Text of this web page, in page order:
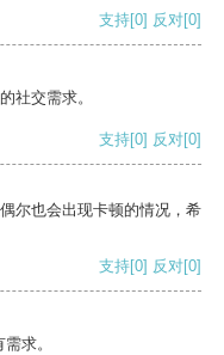
支持[0] 反对[0]
社交需求。
支持[0] 反对[0]
尔也会出现卡顿的情况，希
支持[0] 反对[0]
求。